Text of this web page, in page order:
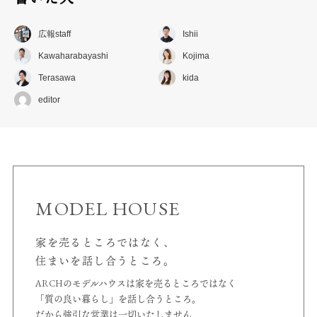
広報staff Ishii
Kawaharabayashi Kojima
Terasawa kida
editor
MODEL HOUSE
家を売るところではなく、
住まいを話し合うところ。
ARCHのモデルハウスは家を売るところではなく
「質の良い暮らし」を話し合うところ。
だから強引な営業は一切いたしません、